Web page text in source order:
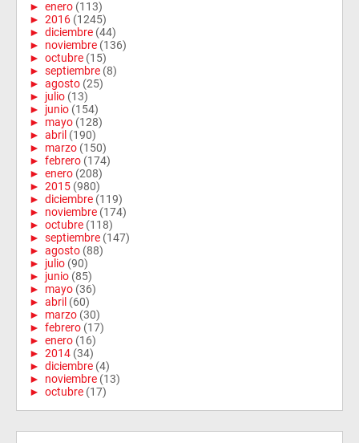
► enero (113)
► 2016 (1245)
► diciembre (44)
► noviembre (136)
► octubre (15)
► septiembre (8)
► agosto (25)
► julio (13)
► junio (154)
► mayo (128)
► abril (190)
► marzo (150)
► febrero (174)
► enero (208)
► 2015 (980)
► diciembre (119)
► noviembre (174)
► octubre (118)
► septiembre (147)
► agosto (88)
► julio (90)
► junio (85)
► mayo (36)
► abril (60)
► marzo (30)
► febrero (17)
► enero (16)
► 2014 (34)
► diciembre (4)
► noviembre (13)
► octubre (17)